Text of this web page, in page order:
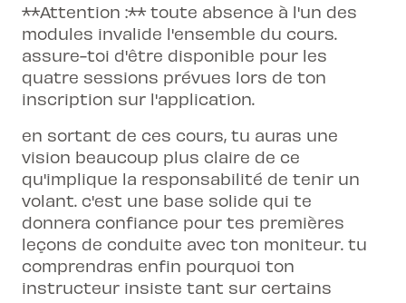
**Attention :** toute absence à l'un des
modules invalide l'ensemble du cours.
assure-toi d'être disponible pour les
quatre sessions prévues lors de ton
inscription sur l'application.
en sortant de ces cours, tu auras une
vision beaucoup plus claire de ce
qu'implique la responsabilité de tenir un
volant. c'est une base solide qui te
donnera confiance pour tes premières
leçons de conduite avec ton moniteur. tu
comprendras enfin pourquoi ton
instructeur insiste tant sur certains